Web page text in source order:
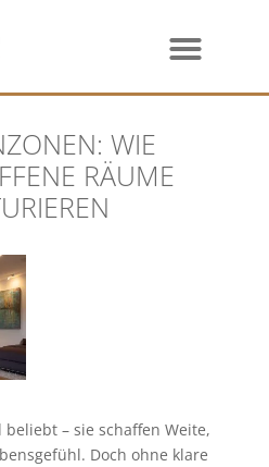
WIE
RÄUME
– sie schaffen Weite,
Doch ohne klare